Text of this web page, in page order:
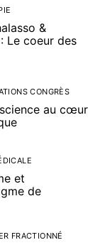
&
Le coeur des
CONGRÈS
au cœur
et
de
FRACTIONNÉ